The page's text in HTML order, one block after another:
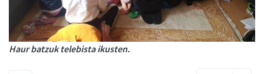
Haur batzuk telebista ikusten.